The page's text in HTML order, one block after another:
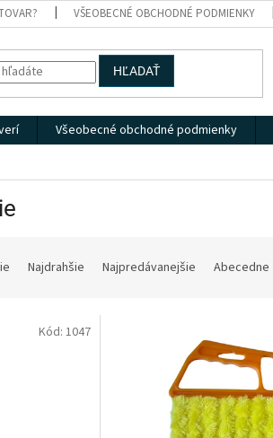
VŠEOBECNÉ OBCHODNÉ PODMIENKY
HĽADAŤ
Všeobecné obchodné podmienky
Najdrahšie Najpredávanejšie Abecedne
Kód: 1047